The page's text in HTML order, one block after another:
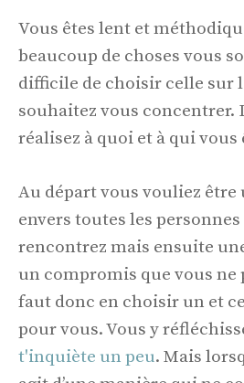
Vous êtes lent et
beaucoup de choses vous
difficile de choisir celle sur
souhaitez vous concentrer.
réalisez à quoi et à qui vous
Au départ vous vouliez être
envers toutes les
rencontrez mais ensuite
un compromis que vous ne
faut donc en choisir un et
pour vous. Vous y
t'inquiète un peu. Mais